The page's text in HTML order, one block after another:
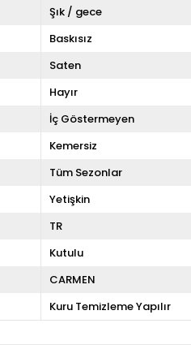
Şık / gece
Baskısız
Saten
Hayır
İç Göstermeyen
Kemersiz
Tüm Sezonlar
Yetişkin
TR
Kutulu
CARMEN
Kuru Temizleme Yapılır